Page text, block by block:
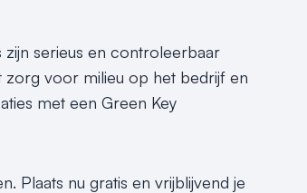
zijn serieus en controleerbaar
zorg voor milieu op het bedrijf en
met een Green Key
Plaats nu gratis en vrijblijvend je